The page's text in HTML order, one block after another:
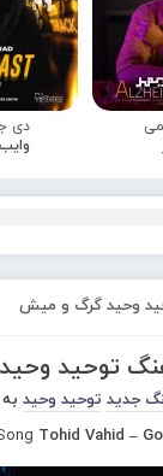
دی
وحید گرگ و میش
توحید
جدید توحید وحید
Tohid Vahid –